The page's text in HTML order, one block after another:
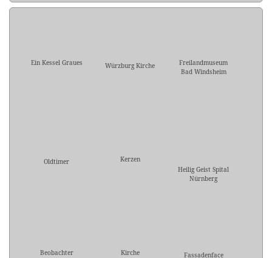
Ein Kessel Graues Würzburg Kirche
Freilandmuseum
Bad Windsheim
Oldtimer
Kerzen
Heilig Geist Spital
Nürnberg
Beobachter Kirche Fassadenface